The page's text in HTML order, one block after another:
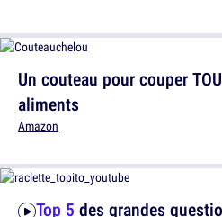
Top 5 des grandes
Un couteau pour couper
aliments
Amazon